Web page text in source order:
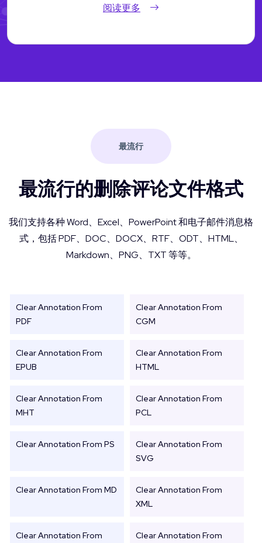
阅读更多
最流行
最流行的删除评论文件格式
我们支持各种 Word、Excel、PowerPoint 和电子邮件消息格
式，包括 PDF、DOC、DOCX、RTF、ODT、HTML、
Markdown、PNG、TXT 等等。
Clear Annotation From
PDF
Clear Annotation From
CGM
Clear Annotation From
EPUB
Clear Annotation From
HTML
Clear Annotation From
MHT
Clear Annotation From
PCL
Clear Annotation From PS
Clear Annotation From
SVG
Clear Annotation From MD
Clear Annotation From
XML
Clear Annotation From
Clear Annotation From